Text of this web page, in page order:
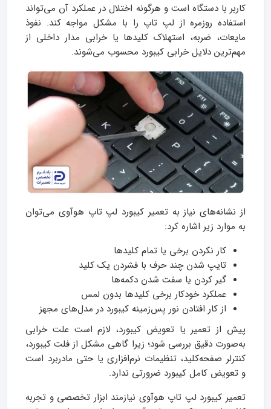
کاربر با دستگاه است و هرگونه اختلال در عملکرد آن می‌تواند
استفاده روزمره از لپ تاپ را با مشکل مواجه کند. نفوذ
مایعات، ضربه، استهلاک کلیدها یا خرابی مدار داخلی از
مهم‌ترین دلایل خرابی کیبورد محسوب می‌شوند.
از نشانه‌های نیاز به تعمیر کیبورد لپ تاپ هوآوی می‌توان
به موارد زیر اشاره کرد:
کار نکردن برخی یا تمام کلیدها
تایپ شدن چند حرف با فشردن یک کلید
گیر کردن یا سفت شدن دکمه‌ها
عملکرد خودکار برخی کلیدها بدون لمس
از کار افتادن نور پس‌زمینه کیبورد در مدل‌های مجهز
پیش از تعمیر یا تعویض کیبورد، لازم است علت خرابی
به‌صورت دقیق بررسی شود؛ زیرا گاهی مشکل از فلت کیبورد،
کنترلر صفحه‌کلید، تنظیمات نرم‌افزاری یا حتی مادربرد است
و تعویض کامل کیبورد ضرورتی ندارد.
تعمیر کیبورد لپ تاپ هوآوی نیازمند ابزار تخصصی و تجربه